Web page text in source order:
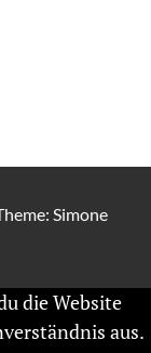
Simone
die Website
aus.